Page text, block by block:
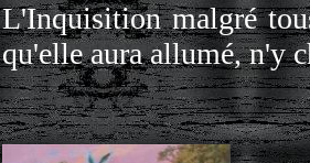
L'Inquisition malgré
qu'elle aura allumé, n'y